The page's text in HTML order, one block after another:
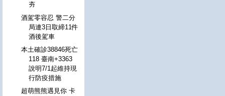
夯
酒駕零容忍 警二分
局連3日取締11件
酒後駕車
本土確診38846死亡
118 臺南+3363
說明7/1起維持現
行防疫措施
超萌熊熊遇見你 卡